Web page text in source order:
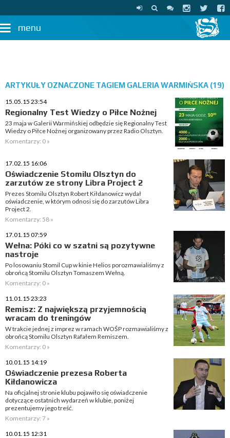
menu
ARTYKUŁY OZNACZONE TAGIEM GALERIA WARMIŃSKA (19)
15.05.15 23:54
Regionalny Test Wiedzy o Piłce Nożnej
23 maja w Galerii Warmińskiej odbędzie się Regionalny Test
Wiedzy o Piłce Nożnej organizowany przez Radio Olsztyn.
Komentarzy: 0 »
17.02.15 16:06
Oświadczenie Stomilu Olsztyn do
zarzutów ze strony Libra Project 2
Prezes Stomilu Olsztyn Robert Kiłdanowicz wydał
oświadczenie, w którym odnosi się do zarzutów Libra
Project 2.
Komentarzy: 58 »
17.01.15 07:59
Wełna: Póki co w szatni są pozytywne
nastroje
Po losowaniu Stomil Cup w kinie Helios porozmawialiśmy z
obrońcą Stomilu Olsztyn Tomaszem Wełną.
Komentarzy: 0 »
11.01.15 23:23
Remisz: Z największą przyjemnością
wracam do treningów
W trakcie jednej z imprez w ramach WOŚP rozmawialiśmy z
obrońcą Stomilu Olsztyn Rafałem Remiszem.
Komentarzy: 0 »
10.01.15 14:19
Oświadczenie prezesa Roberta
Kiłdanowicza
Na oficjalnej stronie klubu pojawiło się oświadczenie
dotyczące ostatnich wydarzeń w klubie, poniżej
prezentujemy jego treść.
Komentarzy: 7 »
10.01.15 12:31